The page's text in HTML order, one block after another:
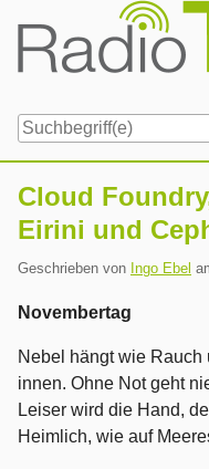
content
Cloud
Eirini und
Geschrieben von Ingo Ebel
Novembertag
Nebel hängt wie Rauch
innen. Ohne Not geht
Leiser wird die Hand,
Heimlich, wie auf